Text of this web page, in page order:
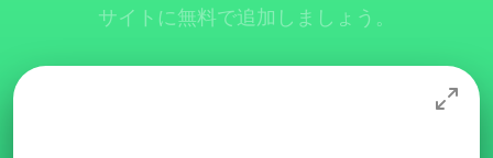
サイトに無料で追加しましょう。